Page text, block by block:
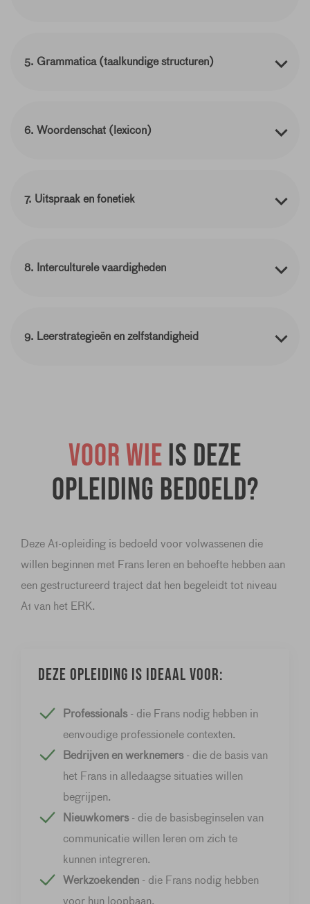
5. Grammatica (taalkundige structuren)
6. Woordenschat (lexicon)
7. Uitspraak en fonetiek
8. Interculturele vaardigheden
9. Leerstrategieën en zelfstandigheid
Voor wie is deze
opleiding bedoeld?
Deze A1-opleiding is bedoeld voor volwassenen die
willen beginnen met Frans leren en behoefte hebben aan
een gestructureerd traject dat hen begeleidt tot niveau
A1 van het ERK.
Deze opleiding is ideaal voor:
Professionals- die Frans nodig hebben in
eenvoudige professionele contexten.
Bedrijven en werknemers- die de basis van
het Frans in alledaagse situaties willen
begrijpen.
Nieuwkomers- die de basisbeginselen van
communicatie willen leren om zich te
kunnen integreren.
Werkzoekenden - die Frans nodig hebben
voor hun loopbaan.